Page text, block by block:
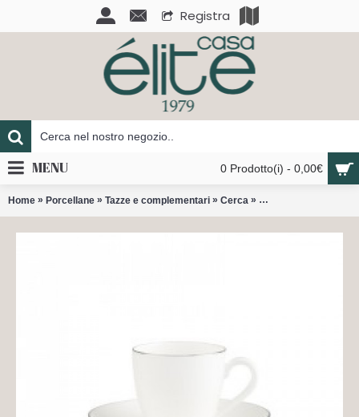
Registra
0 Prodotto(i) - 0,00€
MENU
Home » Porcellane » Tazze e complementari » Cerca » Anmut platino